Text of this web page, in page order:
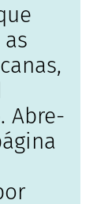
Abre-